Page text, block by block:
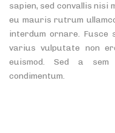
sapien, sed convallis nisi
eu mauris rutrum
interdum ornare. Fusce
varius vulputate non
euismod. Sed a sem
condimentum.